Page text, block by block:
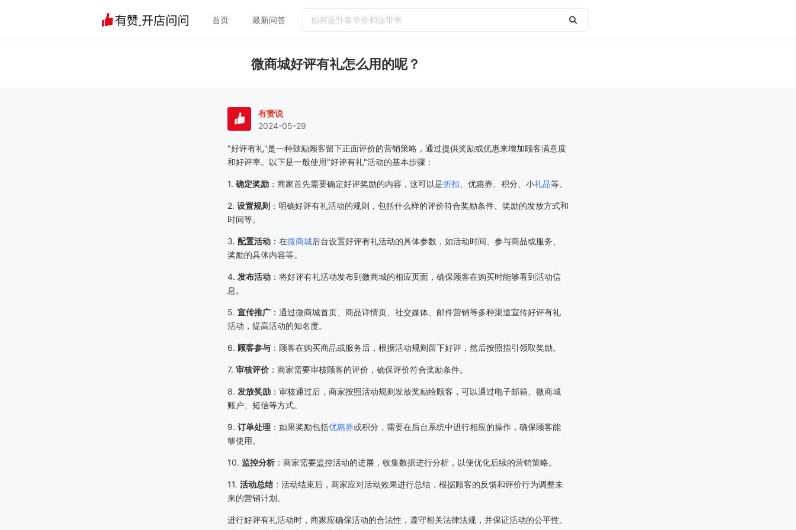
首页 最新问答
门店怎么运营吸引更多客户到店消费
怎么给顾客办会员卡？需要什么设备
微商城好评有礼怎么用的呢？
有赞说
2024-05-29
"好评有礼"是一种鼓励顾客留下正面评价的营销策略，通过提供奖励或优惠来增加顾客满意度
和好评率。以下是一般使用"好评有礼"活动的基本步骤：
1. 确定奖励 ：商家首先需要确定好评奖励的内容，这可以是折扣 、优惠券、积分、小礼品等。
2. 设置规则 ：明确好评有礼活动的规则，包括什么样的评价符合奖励条件、奖励的发放方式和
时间等。
3. 配置活动 ：在微商城后台设置好评有礼活动的具体参数，如活动时间、参与商品或服务、
奖励的具体内容等。
4. 发布活动 ：将好评有礼活动发布到微商城的相应页面，确保顾客在购买时能够看到活动信
息。
5. 宣传推广 ：通过微商城首页、商品详情页、社交媒体、邮件营销等多种渠道宣传好评有礼
活动，提高活动的知名度。
6. 顾客参与 ：顾客在购买商品或服务后，根据活动规则留下好评，然后按照指引领取奖励。
7. 审核评价 ：商家需要审核顾客的评价，确保评价符合奖励条件。
8. 发放奖励 ：审核通过后，商家按照活动规则发放奖励给顾客，可以通过电子邮箱、微商城
账户、短信等方式。
9. 订单处理 ：如果奖励包括优惠券或积分，需要在后台系统中进行相应的操作，确保顾客能
够使用。
10. 监控分析 ：商家需要监控活动的进展，收集数据进行分析，以便优化后续的营销策略。
11. 活动总结 ：活动结束后，商家应对活动效果进行总结，根据顾客的反馈和评价行为调整未
来的营销计划。
进行好评有礼活动时，商家应确保活动的合法性，遵守相关法律法规，并保证活动的公平性、